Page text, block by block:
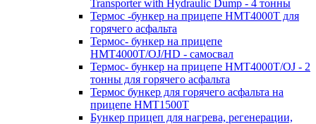
Transporter with Hydraulic Dump - 4 тонны
Термос -бункер на прицепе HMT4000T для
горячего асфальта
Термос- бункер на прицепе
HMT4000T/OJ/HD - самосвал
Термос- бункер на прицепе HMT4000T/OJ - 2
тонны для горячего асфальта
Термос бункер для горячего асфальта на
прицепе HMT1500T
Бункер прицеп для нагрева, регенерации,